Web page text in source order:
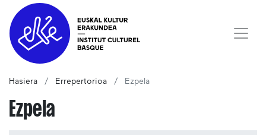
Hasiera Errepertorioa Ezpela
Ezpela